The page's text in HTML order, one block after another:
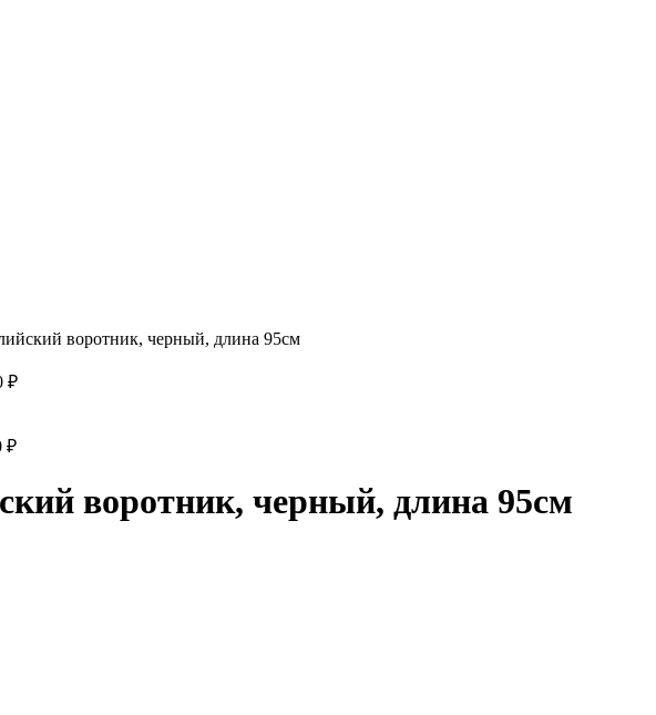
воротник, черный, длина 95см
₽
₽
воротник, черный, длина 95см